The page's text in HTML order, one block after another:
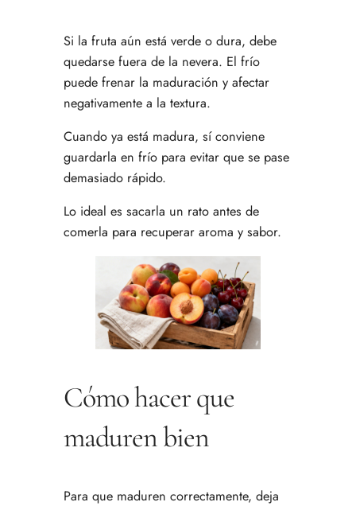
Si la fruta aún está verde o dura, debe
quedarse fuera de la nevera. El frío
puede frenar la maduración y afectar
negativamente a la textura.
Cuando ya está madura, sí conviene
guardarla en frío para evitar que se pase
demasiado rápido.
Lo ideal es sacarla un rato antes de
comerla para recuperar aroma y sabor.
Cómo hacer que
maduren bien
Para que maduren correctamente, deja